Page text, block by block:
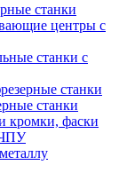
станки
центры с
станки с
станки
станки
кромки, фаски
ЧПУ